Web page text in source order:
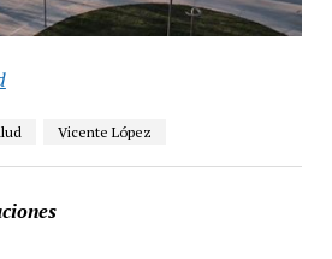
Vicente López